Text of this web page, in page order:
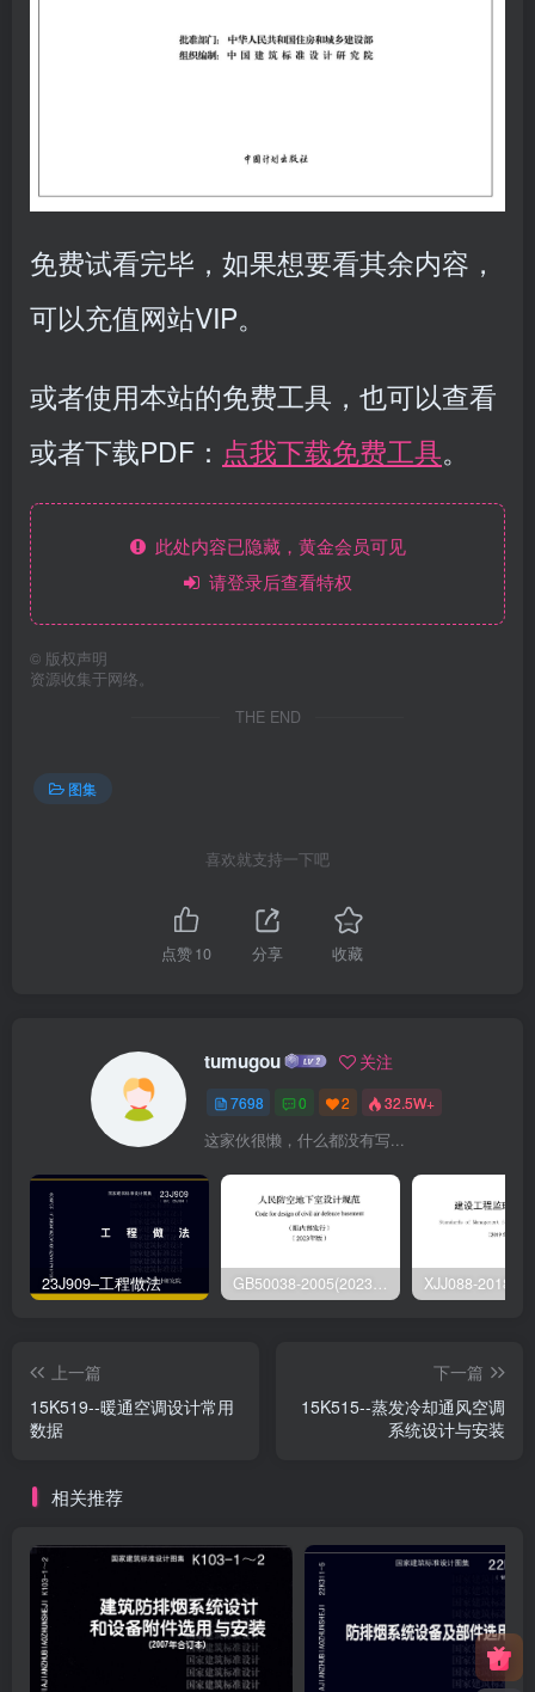
免费试看完毕，如果想要看其余内容，
可以充值网站VIP。
或者使用本站的免费工具，也可以查看
或者下载PDF： 点我下载免费工具。
此处内容已隐藏，黄金会员可见
请登录后查看特权
© 版权声明
资源收集于网络。
THE END
图集
喜欢就支持一下吧
点赞10 分享 收藏
tumugou 关注
7698 0 2 32.5W+
这家伙很懒，什么都没有写...
23J909–工程做法 GB50038-2005(2023版)–人民防空地下室设计规范
上一篇
15K519--暖通空调设计常用
数据
下一篇
15K515--蒸发冷却通风空调
系统设计与安装
相关推荐